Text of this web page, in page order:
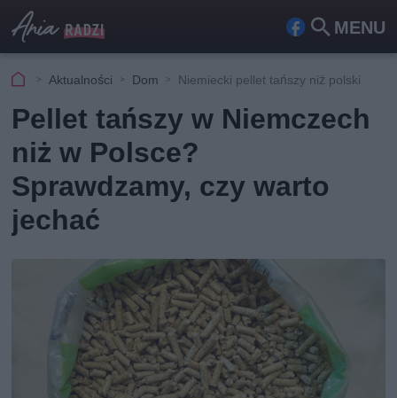
MENU
Fa
ceb
ook
Szu
kaj
Aktualności Dom Niemiecki pellet tańszy niż polski
Pellet tańszy w Niemczech
niż w Polsce?
Sprawdzamy, czy warto
jechać